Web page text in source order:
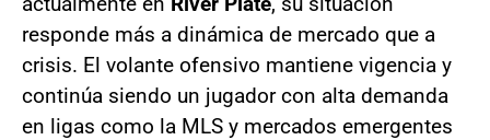
responde más a dinámica de mercado que a
crisis. El volante ofensivo mantiene vigencia y
continúa siendo un jugador con alta demanda
en ligas como la MLS y mercados emergentes